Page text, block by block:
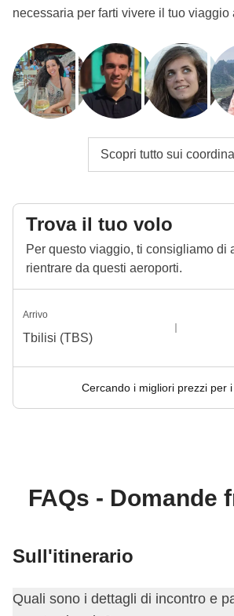
formato cartaceo, sia in formato
rilasciata da una Compagnia
o straniera (quindi anche italiana)
un ammontare minimo di 30.000
con una validità residua non
permanenza nel Paese.
Info sulle camere private
Vedi i dettagli
necessaria per farti vivere il tuo viaggio
Scopri tutto sui
Trova il tuo volo
Per questo viaggio, ti consigliamo di
rientrare da questi aeroporti.
Arrivo
Tbilisi (TBS)
Cercando i migliori prezzi per
FAQs - Domande
Sull'itinerario
Quali sono i dettagli di incontro e